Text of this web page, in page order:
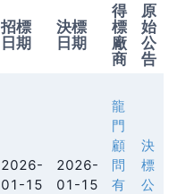
招標
日期
決標
日期
得
標
廠
商
原
始
公
告
2026-
01-15
2026-
01-15
龍
門
顧
問
有
決
標
公